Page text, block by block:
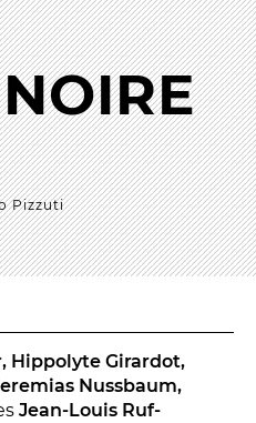
de l'ERACM
Pizzuti
Hippolyte Girardot,
Nussbaum,
Jean-Louis Ruf-